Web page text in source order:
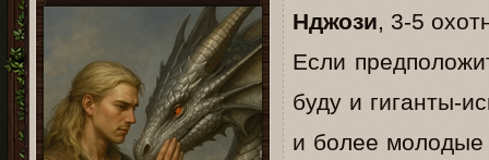
Нджози, 3-5
Если
буду и гиганты-
и более молодые